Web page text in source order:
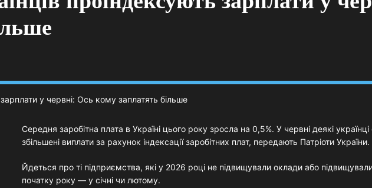
Середня заробітна плата в Україні цього року зросла на 0,5%. У червні деякі
збільшені виплати за рахунок індексації заробітних плат, передають Патріоти України.
Йдеться про ті підприємства, які у 2026 році не підвищували оклади або
початку року — у січні чи лютому.